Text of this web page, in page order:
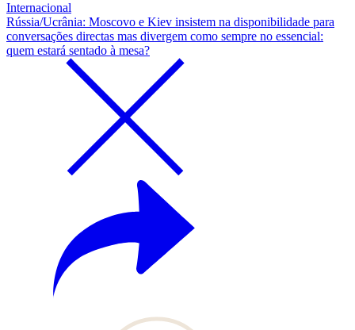
Internacional
Rússia/Ucrânia: Moscovo e Kiev insistem na disponibilidade para
conversações directas mas divergem como sempre no essencial:
quem estará sentado à mesa?